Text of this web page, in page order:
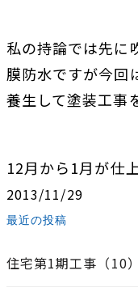
私の持論では先に
膜防水ですが今回
養生して塗装工事
12月から1月が仕
2013/11/29
最近の投稿
住宅第1期工事（10）